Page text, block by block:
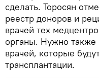
сделать. Торосян
реестр доноров и
врачей тех
органы. Нужно также
врачей, которые
трансплантации.